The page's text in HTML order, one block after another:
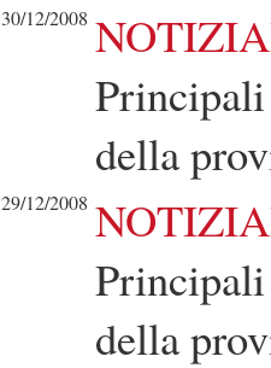
30/12/2008
della
29/12/2008
della